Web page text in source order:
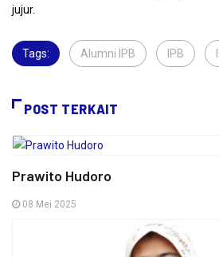
jujur.
Tags: Alumni IPB IPB
POST TERKAIT
Prawito Hudoro
08 Mei 2025